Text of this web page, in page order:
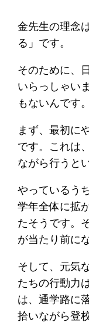
金先生の理念
る」です。
そのために、
いらっしゃい
もないんです。
まず、最初に
です。これは
ながら行うと
やっているう
学年全体に拡
たそうです。
が当たり前に
そして、元気
たちの行動力
は、通学路に
拾いながら登